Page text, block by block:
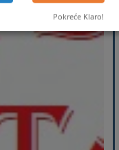
Pokreće Klaro!